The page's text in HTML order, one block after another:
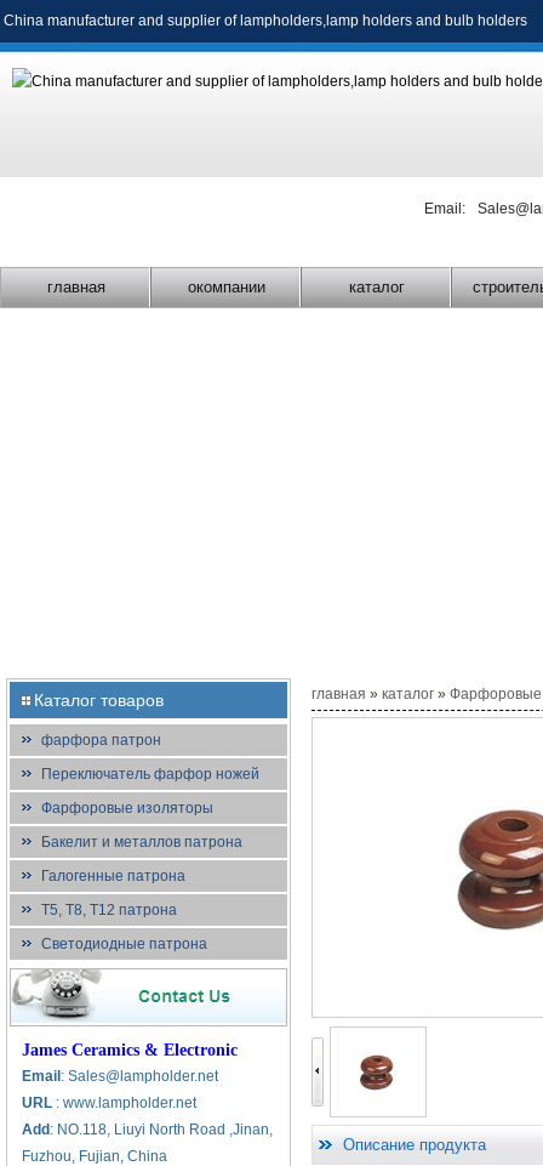
China manufacturer and supplier of lampholders, lamp holders and bulb holders
Email:
главная окомпании каталог
Каталог товаров
фарфора патрон
Переключатель фарфор ножей
Фарфоровые изоляторы
Бакелит и металлов патрона
Галогенные патрона
T5, T8, T12 патрона
Светодиодные патрона
James Ceramics & Electronic
Email : Sales@lampholder.net
URL : www.lampholder.net
Add : NO.118, Liuyi North Road ,Jinan,
Fuzhou, Fujian, China
главная » каталог » Фарфоровые
Описание продукта